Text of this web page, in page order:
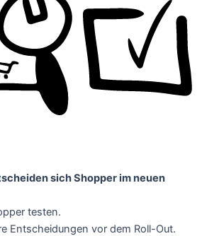
sich Shopper im neuen
testen.
Entscheidungen vor dem Roll-Out.